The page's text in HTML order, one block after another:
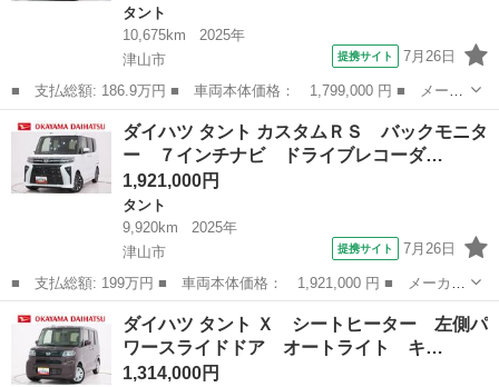
タント
10,675km
2025年
津山市
提携サイト 7月26日
■ 支払総額: 186.9万円 ■ 車両本体価格： 1,799,000 円 ■ メーカ
ー名： ダイハツ ■ 車種名： タント ■ グレード名： カスタム
Ｘ バックモニター ９インチディスプレイオーディオ ドライブレ
コーダー...
岡山 津山市 タント
ダイハツ タント カスタムＲＳ バックモニタ
ー ７インチナビ ドライブレコーダ…
1,921,000円
タント
9,920km
2025年
津山市
提携サイト 7月26日
■ 支払総額: 199万円 ■ 車両本体価格： 1,921,000 円 ■ メーカー
名： ダイハツ ■ 車種名： タント ■ グレード名： カスタムＲ
Ｓ バックモニター ７インチナビ ドライブレコーダー 両側パワ
ースライド...
岡山 津山市 タント
ダイハツ タント Ｘ シートヒーター 左側パ
ワースライドドア オートライト キ…
1,314,000円